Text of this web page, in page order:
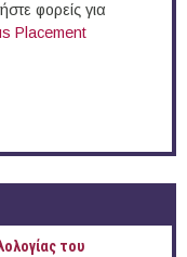
φορείς για
Placement
του